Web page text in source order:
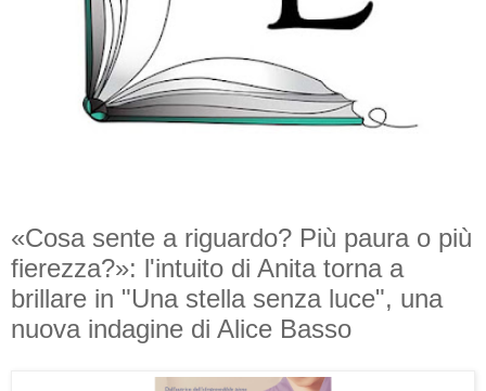
«Cosa sente a riguardo? Più paura o più
fierezza?»: l'intuito di Anita torna a
brillare in "Una stella senza luce", una
nuova indagine di Alice Basso